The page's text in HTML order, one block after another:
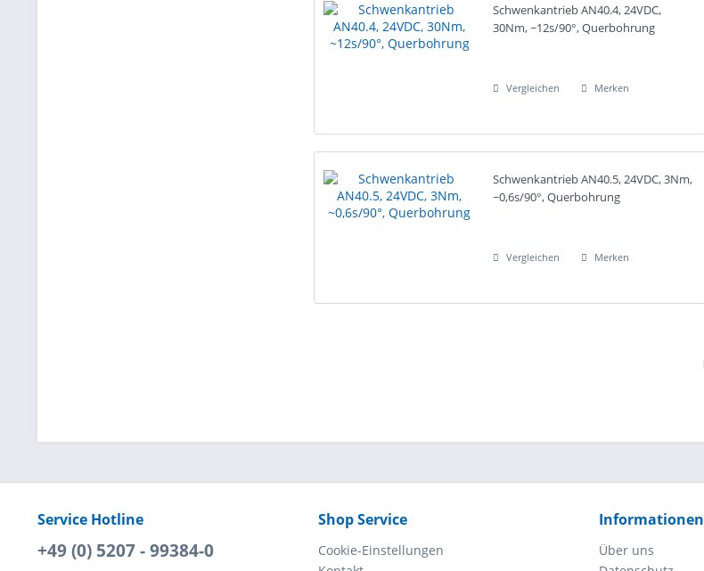
Schwenkantrieb AN40.4, 24VDC,
30Nm, ~12s/90°, Querbohrung
Vergleichen Merken
Schwenkantrieb AN40.5, 24VDC, 3Nm,
~0,6s/90°, Querbohrung
Vergleichen Merken
Service Hotline
+49 (0) 5207 - 99384-0
Shop Service
Cookie-Einstellungen
Informationen
Über uns